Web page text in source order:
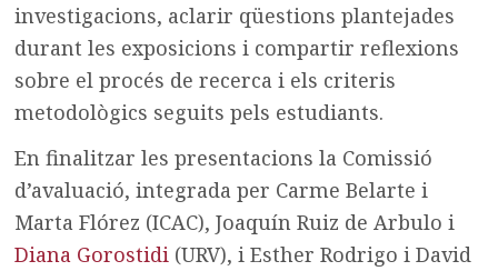
investigacions, aclarir qüestions plantejades
durant les exposicions i compartir reflexions
sobre el procés de recerca i els criteris
metodològics seguits pels estudiants.
En finalitzar les presentacions la Comissió
d’avaluació, integrada per Carme Belarte i
Marta Flórez (ICAC), Joaquín Ruiz de Arbulo i
Diana Gorostidi (URV), i Esther Rodrigo i David